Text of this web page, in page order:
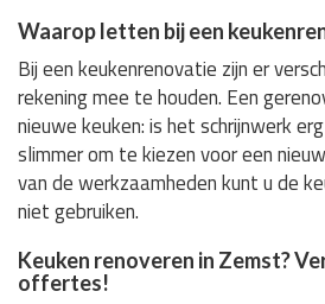
Waarop letten bij een
Bij een keukenrenovatie zijn er
rekening mee te houden. Een
nieuwe keuken: is het schrijnwerk
slimmer om te kiezen voor een
van de werkzaamheden kunt u de
niet gebruiken.
Keuken renoveren in Zemst?
offertes!